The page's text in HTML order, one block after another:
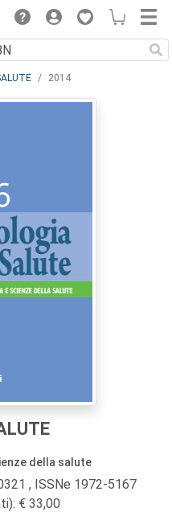
2014
della salute
, ISSNe 1972-5167
€ 33,00